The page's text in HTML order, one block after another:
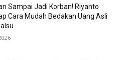
Sampai Jadi Korban! Riyanto
Cara Mudah Bedakan Uang Asli